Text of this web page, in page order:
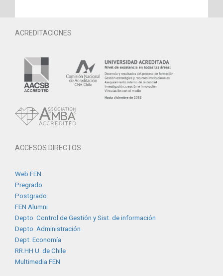
ACREDITACIONES
ACCESOS DIRECTOS
Web FEN
Pregrado
Postgrado
FEN Alumni
Depto. Control de Gestión y Sist. de información
Depto. Administración
Dept. Economía
RR.HH U. de Chile
Multimedia FEN